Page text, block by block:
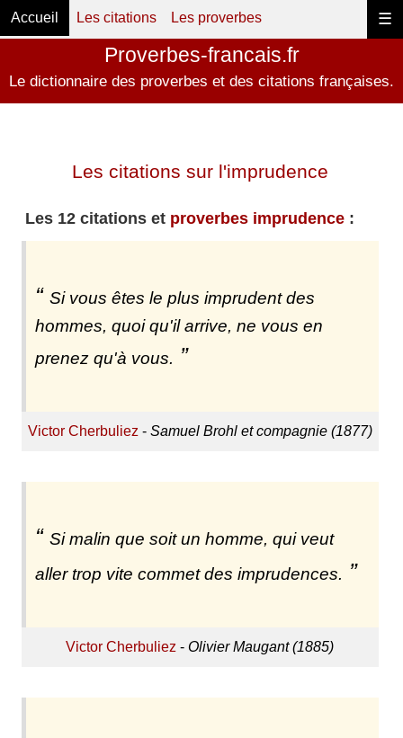
☰
Accueil Les citations Les proverbes
Proverbes-francais.fr
Le dictionnaire des proverbes et des citations françaises.
Les citations sur l'imprudence
Les 12 citations et proverbes imprudence:
Si vous êtes le plus imprudent des
hommes, quoi qu'il arrive, ne vous en
prenez qu'à vous.
Victor Cherbuliez - Samuel Brohl et compagnie (1877)
Si malin que soit un homme, qui veut
aller trop vite commet des imprudences.
Victor Cherbuliez -Olivier Maugant (1885)